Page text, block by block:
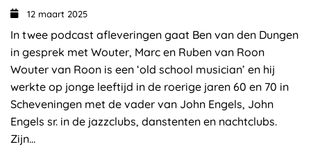
12 maart 2025
In twee podcast afleveringen gaat Ben van den Dungen
in gesprek met Wouter, Marc en Ruben van Roon
Wouter van Roon is een ‘old school musician’ en hij
werkte op jonge leeftijd in de roerige jaren 60 en 70 in
Scheveningen met de vader van John Engels, John
Engels sr. in de jazzclubs, danstenten en nachtclubs.
Zijn...